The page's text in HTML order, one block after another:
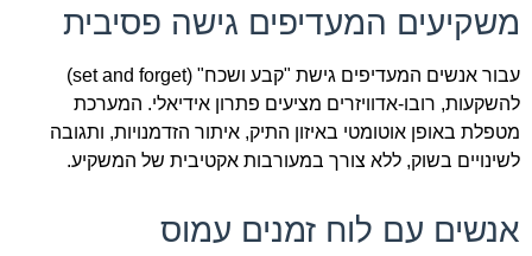
משקיעים המעדיפים גישה פסיבית
עבור אנשים המעדיפים גישת "קבע ושכח" (set and forget)
להשקעות, רובו-אדוויזרים מציעים פתרון אידיאלי. המערכת
מטפלת באופן אוטומטי באיזון התיק, איתור הזדמנויות, ותגובה
לשינויים בשוק, ללא צורך במעורבות אקטיבית של המשקיע.
אנשים עם לוח זמנים עמוס